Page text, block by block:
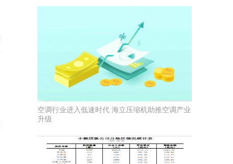
空调行业进入低速时代 海立压缩机助推空调产业
升级